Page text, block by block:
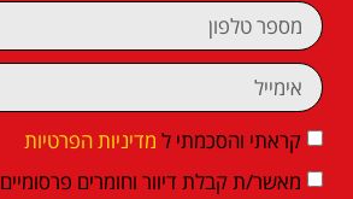
קראתי והסכמתי ל מדיניות הפרטיות
מאשר/ת קבלת דיוור וחומרים פרסומיים